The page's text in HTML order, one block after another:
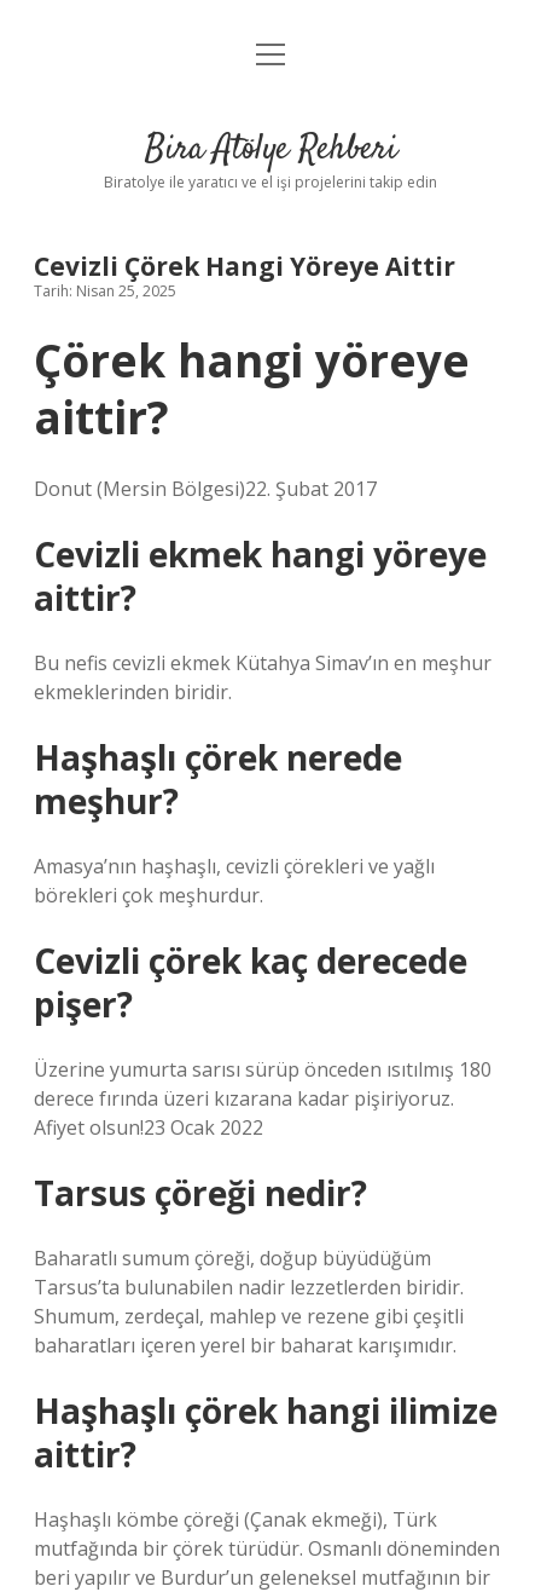
Anasayfa
Yasal Uyarı
menüyü
Bira Atölye Rehberi
Biratolye ile yaratıcı ve el işi projelerini takip edin
Cevizli Çörek Hangi Yöreye Aittir
Tarih: Nisan 25, 2025
Çörek hangi yöreye
aittir?
Donut (Mersin Bölgesi)22. Şubat 2017
Cevizli ekmek hangi yöreye
aittir?
Bu nefis cevizli ekmek Kütahya Simav’ın en meşhur
ekmeklerinden biridir.
Haşhaşlı çörek nerede
meşhur?
Amasya’nın haşhaşlı, cevizli çörekleri ve yağlı
börekleri çok meşhurdur.
Cevizli çörek kaç derecede
pişer?
Üzerine yumurta sarısı sürüp önceden ısıtılmış 180
derece fırında üzeri kızarana kadar pişiriyoruz.
Afiyet olsun!23 Ocak 2022
Tarsus çöreği nedir?
Baharatlı sumum çöreği, doğup büyüdüğüm
Tarsus’ta bulunabilen nadir lezzetlerden biridir.
Shumum, zerdeçal, mahlep ve rezene gibi çeşitli
baharatları içeren yerel bir baharat karışımıdır.
Haşhaşlı çörek hangi ilimize
aittir?
Haşhaşlı kömbe çöreği (Çanak ekmeği), Türk
mutfağında bir çörek türüdür. Osmanlı döneminden
beri yapılır ve Burdur’un geleneksel mutfağının bir